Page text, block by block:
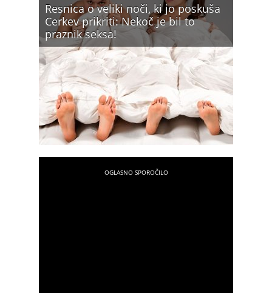
Resnica o veliki noči, ki jo poskuša
Cerkev prikriti: Nekoč je bil to
praznik seksa!